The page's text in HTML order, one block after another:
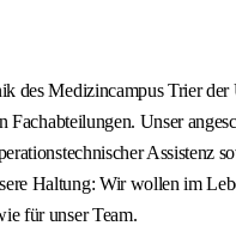
des Medizincampus Trier
Fachabteilungen. Unser
Haltung: Wir wollen im
für unser Team.